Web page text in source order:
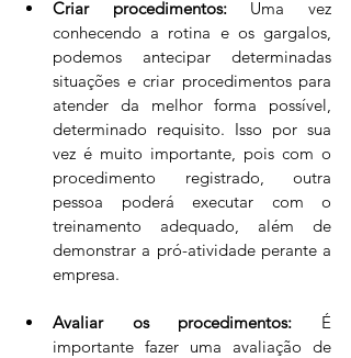
Criar procedimentos: Uma vez
conhecendo a rotina e os gargalos,
podemos antecipar determinadas
situações e criar procedimentos para
atender da melhor forma possível,
determinado requisito. Isso por sua
vez é muito importante, pois com o
procedimento registrado, outra
pessoa poderá executar com o
treinamento adequado, além de
demonstrar a pró-atividade perante a
empresa.
Avaliar os procedimentos: É
importante fazer uma avaliação de